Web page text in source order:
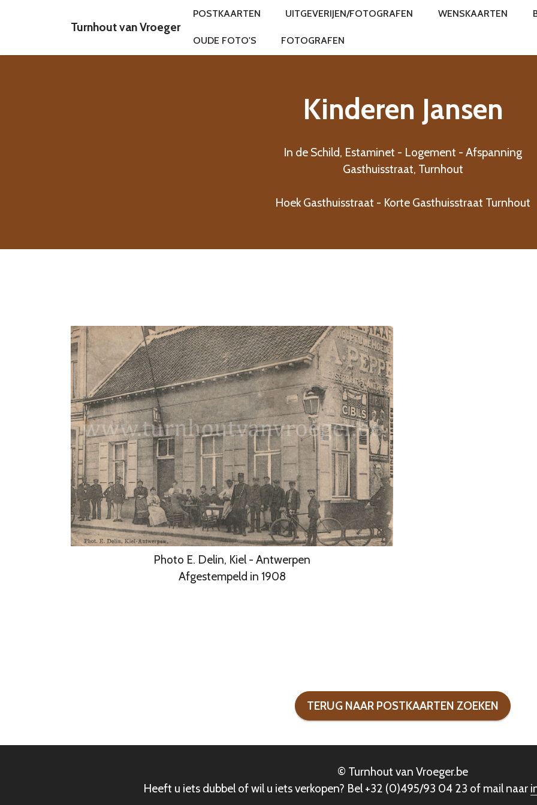
Turnhout van Vroeger
POSTKAARTEN UITGEVERIJEN/FOTOGRAFEN WENSKAARTEN
OUDE FOTO'S FOTOGRAFEN
Kinderen Jansen
In de Schild, Estaminet - Logement - Afspanning
Gasthuisstraat, Turnhout
Hoek Gasthuisstraat - Korte Gasthuisstraat Turnhout
Photo E. Delin, Kiel - Antwerpen
Afgestempeld in 1908
TERUG NAAR POSTKAARTEN ZOEKEN
© Turnhout van Vroeger.be
Heeft u iets dubbel of wil u iets verkopen? Bel +32 (0)495/93 04 23 of mail naar